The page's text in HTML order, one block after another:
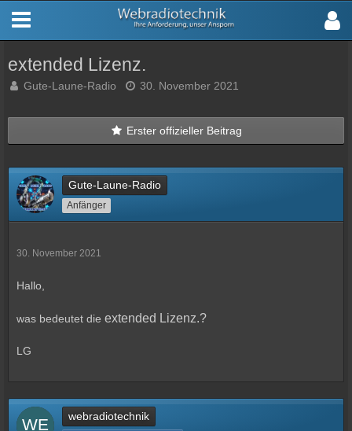
extended Lizenz.
Gute-Laune-Radio 30. November 2021
Erster offizieller Beitrag
Gute-Laune-Radio
Anfänger
30. November 2021
Hallo,
was bedeutet die extended Lizenz.?
LG
webradiotechnik